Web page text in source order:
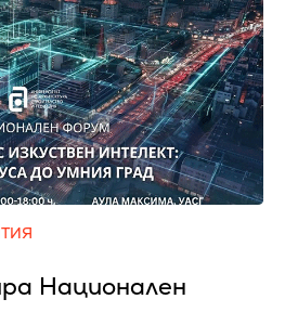
Национален